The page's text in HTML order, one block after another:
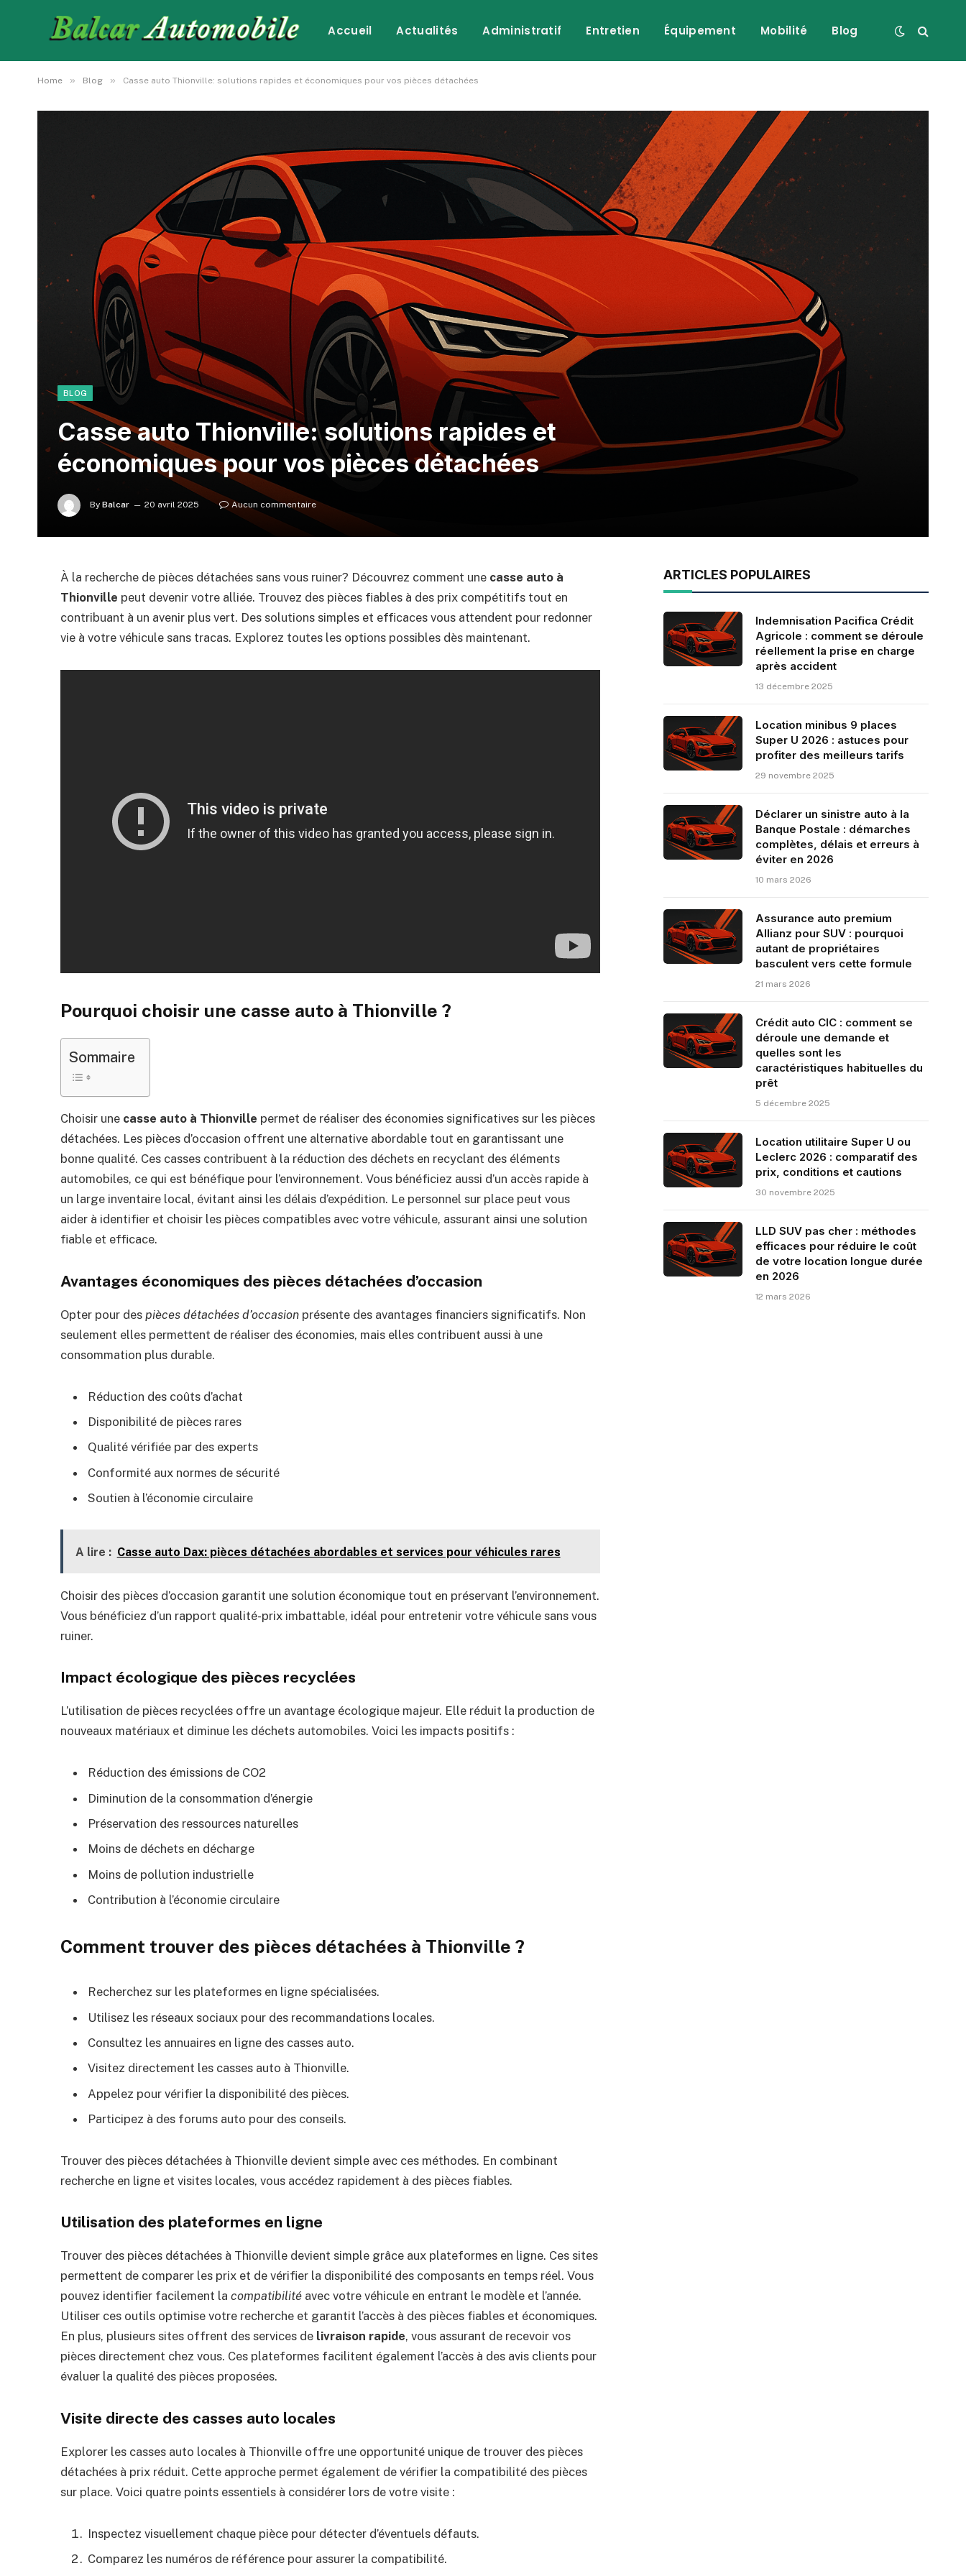
Accueil Actualités Administratif Entretien Équipement Mobilité Blog
Home » Blog » Casse auto Thionville: solutions rapides et économiques pour vos pièces détachées
BLOG
Casse auto Thionville: solutions rapides et
économiques pour vos pièces détachées
By Balcar 20 avril 2025 Aucun commentaire
À la recherche de pièces détachées sans vous ruiner? Découvrez comment une casse auto à
Thionville peut devenir votre alliée. Trouvez des pièces fiables à des prix compétitifs tout en
contribuant à un avenir plus vert. Des solutions simples et efficaces vous attendent pour redonner
vie à votre véhicule sans tracas. Explorez toutes les options possibles dès maintenant.
Pourquoi choisir une casse auto à Thionville ?
Sommaire
Choisir une casse auto à Thionville permet de réaliser des économies significatives sur les pièces
détachées. Les pièces d’occasion offrent une alternative abordable tout en garantissant une
bonne qualité. Ces casses contribuent à la réduction des déchets en recyclant des éléments
automobiles, ce qui est bénéfique pour l’environnement. Vous bénéficiez aussi d’un accès rapide à
un large inventaire local, évitant ainsi les délais d’expédition. Le personnel sur place peut vous
aider à identifier et choisir les pièces compatibles avec votre véhicule, assurant ainsi une solution
fiable et efficace.
Avantages économiques des pièces détachées d’occasion
Opter pour des pièces détachées d’occasion présente des avantages financiers significatifs. Non
seulement elles permettent de réaliser des économies, mais elles contribuent aussi à une
consommation plus durable.
Réduction des coûts d’achat
Disponibilité de pièces rares
Qualité vérifiée par des experts
Conformité aux normes de sécurité
Soutien à l’économie circulaire
A lire : Casse auto Dax: pièces détachées abordables et services pour véhicules rares
Choisir des pièces d’occasion garantit une solution économique tout en préservant l’environnement.
Vous bénéficiez d’un rapport qualité-prix imbattable, idéal pour entretenir votre véhicule sans vous
ruiner.
Impact écologique des pièces recyclées
L’utilisation de pièces recyclées offre un avantage écologique majeur. Elle réduit la production de
nouveaux matériaux et diminue les déchets automobiles. Voici les impacts positifs :
Réduction des émissions de CO2
Diminution de la consommation d’énergie
Préservation des ressources naturelles
Moins de déchets en décharge
Moins de pollution industrielle
Contribution à l’économie circulaire
Comment trouver des pièces détachées à Thionville ?
Recherchez sur les plateformes en ligne spécialisées.
Utilisez les réseaux sociaux pour des recommandations locales.
Consultez les annuaires en ligne des casses auto.
Visitez directement les casses auto à Thionville.
Appelez pour vérifier la disponibilité des pièces.
Participez à des forums auto pour des conseils.
Trouver des pièces détachées à Thionville devient simple avec ces méthodes. En combinant
recherche en ligne et visites locales, vous accédez rapidement à des pièces fiables.
Utilisation des plateformes en ligne
Trouver des pièces détachées à Thionville devient simple grâce aux plateformes en ligne. Ces sites
permettent de comparer les prix et de vérifier la disponibilité des composants en temps réel. Vous
pouvez identifier facilement lacompatibilité avec votre véhicule en entrant le modèle et l’année.
Utiliser ces outils optimise votre recherche et garantit l’accès à des pièces fiables et économiques.
En plus, plusieurs sites offrent des services de livraison rapide, vous assurant de recevoir vos
pièces directement chez vous. Ces plateformes facilitent également l’accès à des avis clients pour
évaluer la qualité des pièces proposées.
Visite directe des casses auto locales
Explorer les casses auto locales à Thionville offre une opportunité unique de trouver des pièces
détachées à prix réduit. Cette approche permet également de vérifier la compatibilité des pièces
sur place. Voici quatre points essentiels à considérer lors de votre visite :
Inspectez visuellement chaque pièce pour détecter d’éventuels défauts.
Comparez les numéros de référence pour assurer la compatibilité.
ARTICLES POPULAIRES
Indemnisation Pacifica Crédit
Agricole : comment se déroule
réellement la prise en charge
après accident
13 décembre 2025
Location minibus 9 places
Super U 2026 : astuces pour
profiter des meilleurs tarifs
29 novembre 2025
Déclarer un sinistre auto à la
Banque Postale : démarches
complètes, délais et erreurs à
éviter en 2026
10 mars 2026
Assurance auto premium
Allianz pour SUV : pourquoi
autant de propriétaires
basculent vers cette formule
21 mars 2026
Crédit auto CIC : comment se
déroule une demande et
quelles sont les
caractéristiques habituelles du
prêt
5 décembre 2025
Location utilitaire Super U ou
Leclerc 2026 : comparatif des
prix, conditions et cautions
30 novembre 2025
LLD SUV pas cher : méthodes
efficaces pour réduire le coût
de votre location longue durée
en 2026
12 mars 2026